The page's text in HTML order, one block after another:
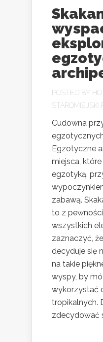
POSTED BY
Cudowna
Egzotyczne
miejsca,
egzotyką,
zabawą.
to z
wszystkich
zaznaczyć,
decyduje się
na takie
wyspy, by
wykorzystać
tropikalnych.
zdecydować